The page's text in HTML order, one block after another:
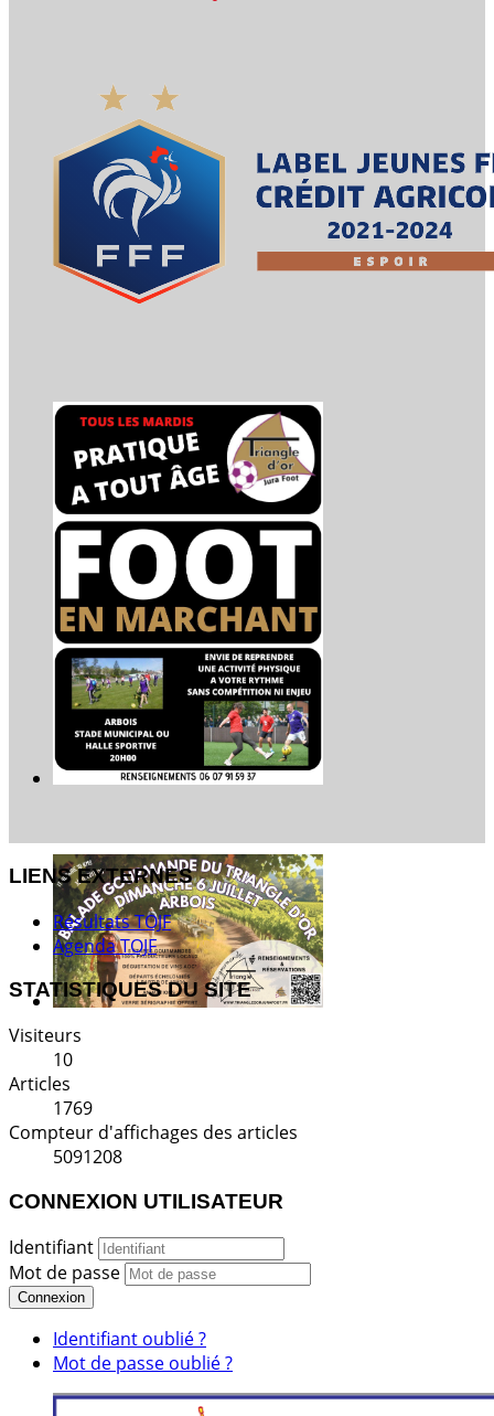
LIENS EXTERNES
Résultats TOJF
Agenda TOJF
STATISTIQUES DU SITE
Visiteurs
10
Articles
1769
Compteur d'affichages des articles
5091208
CONNEXION UTILISATEUR
Identifiant
Mot de passe
Connexion
Identifiant oublié ?
Mot de passe oublié ?